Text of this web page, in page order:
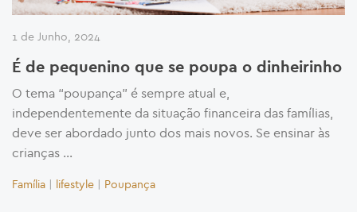
1 de Junho, 2024
É de pequenino que se poupa o dinheirinho
O tema “poupança” é sempre atual e,
independentemente da situação financeira das famílias,
deve ser abordado junto dos mais novos. Se ensinar às
crianças …
Família | lifestyle | Poupança